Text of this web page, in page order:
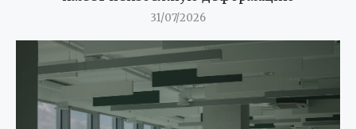
31/07/2026